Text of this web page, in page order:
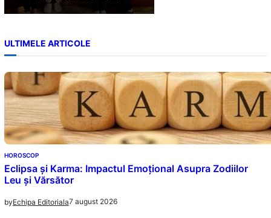
ULTIMELE ARTICOLE
HOROSCOP
Eclipsa și Karma: Impactul Emoțional Asupra Zodiilor
Leu și Vărsător
byEchipa Editoriala7 august 2026